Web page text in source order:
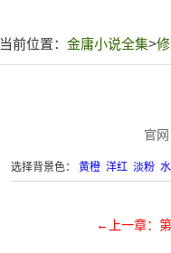
当前位置： 金庸小说全集>
官网
选择背景色： 黄橙 洋红 淡粉
←上一章：